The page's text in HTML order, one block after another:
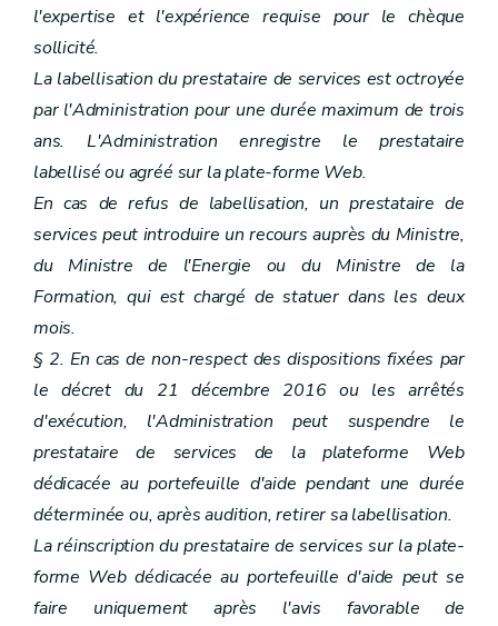
l'expertise et l'expérience requise pour le chèque
sollicité.
La labellisation du prestataire de services est octroyée
par l'Administration pour une durée maximum de trois
ans. L'Administration enregistre le prestataire
labellisé ou agréé sur la plate-forme Web.
En cas de refus de labellisation, un prestataire de
services peut introduire un recours auprès du Ministre,
du Ministre de l'Energie ou du Ministre de la
Formation, qui est chargé de statuer dans les deux
mois.
§ 2. En cas de non-respect des dispositions fixées par
le décret du 21 décembre 2016 ou les arrêtés
d'exécution, l'Administration peut suspendre le
prestataire de services de la plateforme Web
dédicacée au portefeuille d'aide pendant une durée
déterminée ou, après audition, retirer sa labellisation.
La réinscription du prestataire de services sur la plate-
forme Web dédicacée au portefeuille d'aide peut se
faire uniquement après l'avis favorable de